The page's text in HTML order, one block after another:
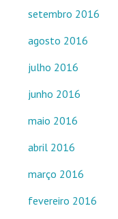
setembro 2016
agosto 2016
julho 2016
junho 2016
maio 2016
abril 2016
março 2016
fevereiro 2016